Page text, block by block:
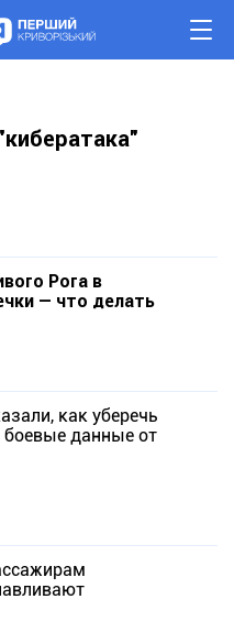
Рога в
— что делать
как уберечь
боевые данные от